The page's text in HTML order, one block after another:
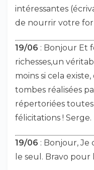
intéressantes
de nourrir votre
19/06 : Bonjour Et
richesses,un
moins si cela
tombes réalisées
répertoriées
félicitations ! Serge.
19/06 : Bonjour, Je
le seul. Bravo